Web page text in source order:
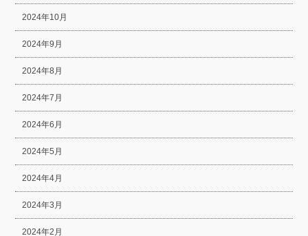
2024年10月
2024年9月
2024年8月
2024年7月
2024年6月
2024年5月
2024年4月
2024年3月
2024年2月